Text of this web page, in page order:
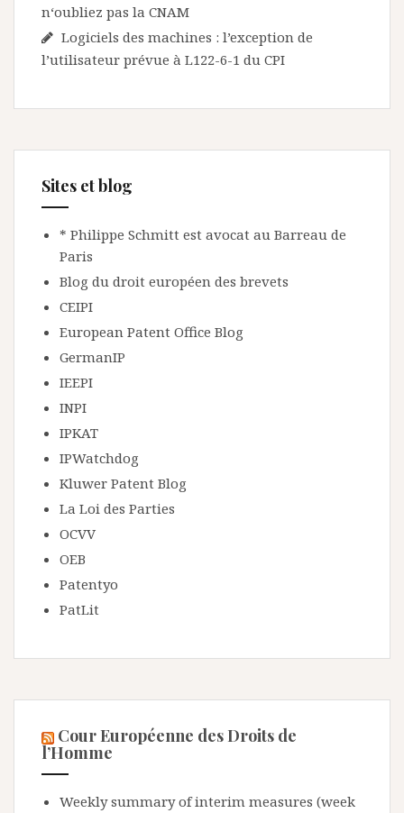
n‘oubliez pas la CNAM
Logiciels des machines : l’exception de
l’utilisateur prévue à L122-6-1 du CPI
Sites et blog
* Philippe Schmitt est avocat au Barreau de
Paris
Blog du droit européen des brevets
CEIPI
European Patent Office Blog
GermanIP
IEEPI
INPI
IPKAT
IPWatchdog
Kluwer Patent Blog
La Loi des Parties
OCVV
OEB
Patentyo
PatLit
Cour Européenne des Droits de
l’Homme
Weekly summary of interim measures (week